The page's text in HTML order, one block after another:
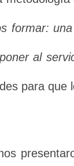
formar:
al
para